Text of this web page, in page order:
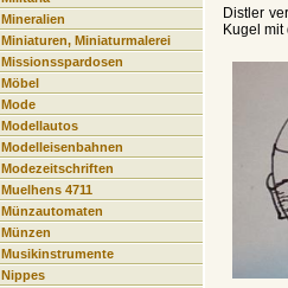
Distler
Kugel mit
Mineralien
Miniaturen, Miniaturmalerei
Missionsspardosen
Möbel
Mode
Modellautos
Modelleisenbahnen
Modezeitschriften
Muelhens 4711
Münzautomaten
Münzen
Musikinstrumente
Nippes